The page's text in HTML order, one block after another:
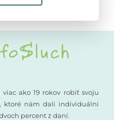
ako 19 rokov robiť svoju
ktoré nám dali individuálni
percent z daní.